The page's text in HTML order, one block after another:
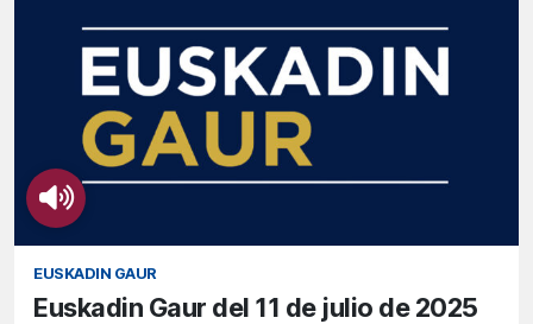
EUSKADIN GAUR
Euskadin Gaur del 11 de julio de 2025